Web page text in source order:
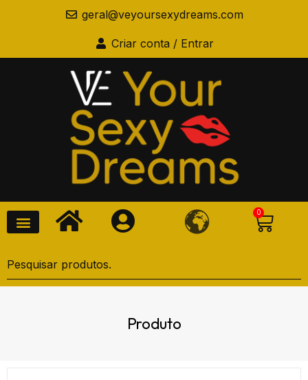
geral@veyoursexydreams.com
Criar conta / Entrar
0
Produto